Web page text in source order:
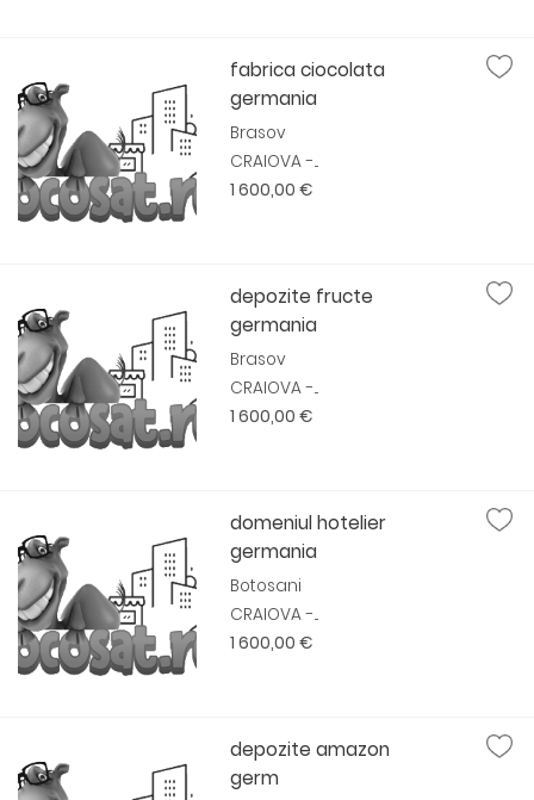
fabrica ciocolata
germania
Brasov
CRAIOVA -...
1 600,00 €
depozite fructe
germania
Brasov
CRAIOVA -...
1 600,00 €
domeniul hotelier
germania
Botosani
CRAIOVA -...
1 600,00 €
depozite amazon
germ